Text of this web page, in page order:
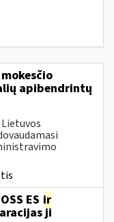
apibendrintų
ES ir
ji